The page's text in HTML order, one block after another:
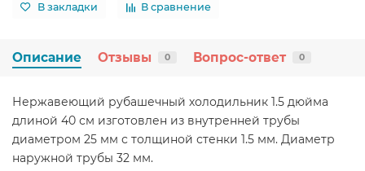
В закладки В сравнение
Описание Отзывы 0 Вопрос-ответ 0
Нержавеющий рубашечный холодильник 1.5 дюйма
длиной 40 см изготовлен из внутренней трубы
диаметром 25 мм с толщиной стенки 1.5 мм. Диаметр
наружной трубы 32 мм.